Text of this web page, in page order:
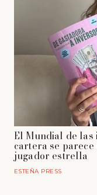
El Mundial de las
cartera se parece
jugador estrella
ESTEÑA PRESS